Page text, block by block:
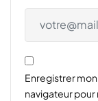
Enregistrer
navigateur